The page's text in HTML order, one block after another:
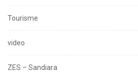
Tourisme
video
ZES – Sandiara